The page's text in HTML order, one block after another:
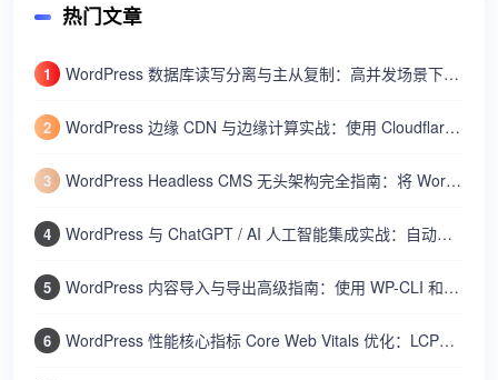
热门文章
1 WordPress 数据库读写分离与主从复制：高并发场景下使用 HyperDB 或 LudicrousDB 扩展数据库
2 WordPress 边缘 CDN 与边缘计算实战：使用 Cloudflare Workers 加速动态内容与全球分发
3 WordPress Headless CMS 无头架构完全指南：将 WordPress 作为内容 API 结合 Next.js/Nuxt 构建网站
4 WordPress 与 ChatGPT / AI 人工智能集成实战：自动生成文章摘要、SEO 标题和智能客服机器人
5 WordPress 内容导入与导出高级指南：使用 WP-CLI 和内置工具批量迁移文章、用户和设置
6 WordPress 性能核心指标 Core Web Vitals 优化：LCP、FID、CLS 的测量与改进方法